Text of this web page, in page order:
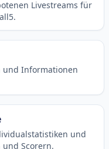
Livestreams für
und Informationen
und
und Scorern.